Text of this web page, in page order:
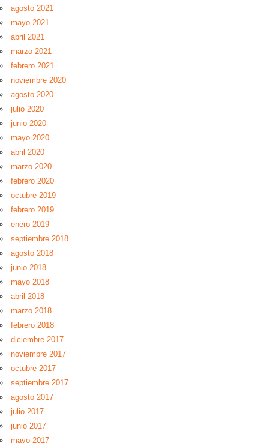
agosto 2021
mayo 2021
abril 2021
marzo 2021
febrero 2021
noviembre 2020
agosto 2020
julio 2020
junio 2020
mayo 2020
abril 2020
marzo 2020
febrero 2020
octubre 2019
febrero 2019
enero 2019
septiembre 2018
agosto 2018
junio 2018
mayo 2018
abril 2018
marzo 2018
febrero 2018
diciembre 2017
noviembre 2017
octubre 2017
septiembre 2017
agosto 2017
julio 2017
junio 2017
mayo 2017